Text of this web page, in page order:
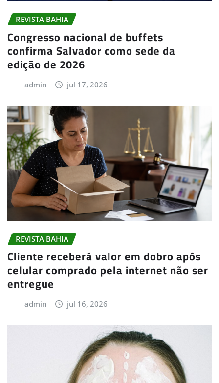
REVISTA BAHIA
Congresso nacional de buffets
confirma Salvador como sede da
edição de 2026
admin jul 17, 2026
REVISTA BAHIA
Cliente receberá valor em dobro após
celular comprado pela internet não ser
entregue
admin jul 16, 2026